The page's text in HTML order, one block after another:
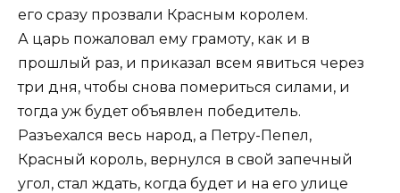
его сразу прозвали Красным королем.
А царь пожаловал ему грамоту, как и в
прошлый раз, и приказал всем явиться через
три дня, чтобы снова помериться силами, и
тогда уж будет объявлен победитель.
Разъехался весь народ, а Петру-Пепел,
Красный король, вернулся в свой запечный
угол, стал ждать, когда будет и на его улице